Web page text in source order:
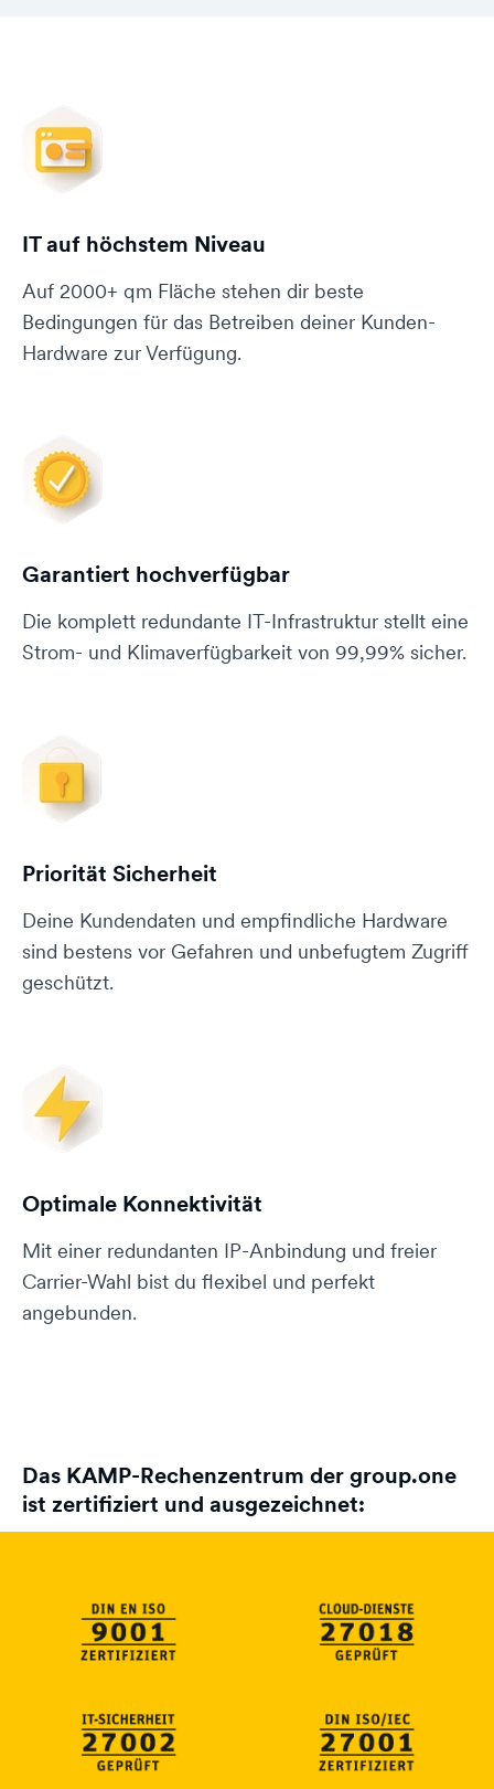
IT auf höchstem Niveau
Auf 2000+ qm Fläche stehen dir beste
Bedingungen für das Betreiben deiner Kunden-
Hardware zur Verfügung.
Garantiert hochverfügbar
Die komplett redundante IT-Infrastruktur stellt eine
Strom- und Klimaverfügbarkeit von 99,99% sicher.
Priorität Sicherheit
Deine Kundendaten und empfindliche Hardware
sind bestens vor Gefahren und unbefugtem Zugriff
geschützt.
Optimale Konnektivität
Mit einer redundanten IP-Anbindung und freier
Carrier-Wahl bist du flexibel und perfekt
angebunden.
Das KAMP-Rechenzentrum der group.one
ist zertifiziert und ausgezeichnet: